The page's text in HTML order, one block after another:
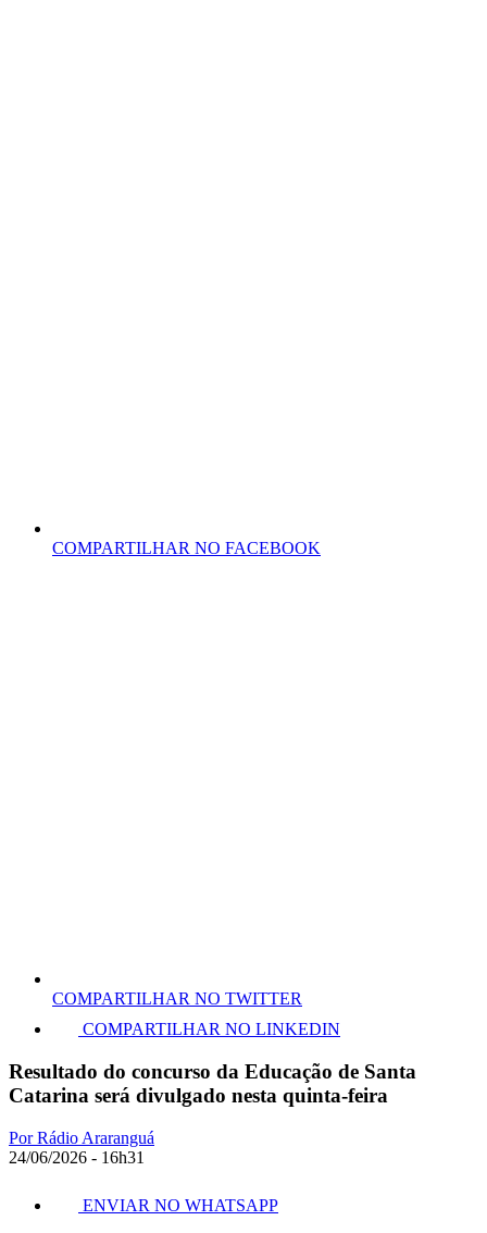
COMPARTILHAR NO FACEBOOK
COMPARTILHAR NO TWITTER
COMPARTILHAR NO LINKEDIN
Resultado do concurso da Educação de Santa
Catarina será divulgado nesta quinta-feira
Por Rádio Araranguá
24/06/2026 - 16h31
ENVIAR NO WHATSAPP